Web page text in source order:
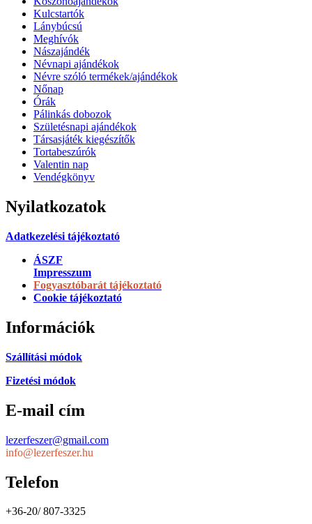
Kulcstartók
Lánybúcsú
Meghívók
Nászajándék
Névnapi ajándékok
Névre szóló termékek/ajándékok
Nőnap
Órák
Pálinkás dobozok
Születésnapi ajándékok
Társasjáték kiegészítők
Tortabeszúrók
Valentin nap
Vendégkönyv
Nyilatkozatok
Adatkezelési tájékoztató
ÁSZF
Impresszum
Fogyasztóbarát tájékoztató
Cookie tájékoztató
Információk
Szállítási módok
Fizetési módok
E-mail cím
lezerfeszer@gmail.com
info@lezerfeszer.hu
Telefon
+36-20/ 807-3325